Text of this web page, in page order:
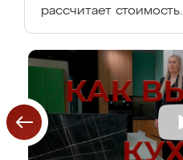
рассчитает стоимость.